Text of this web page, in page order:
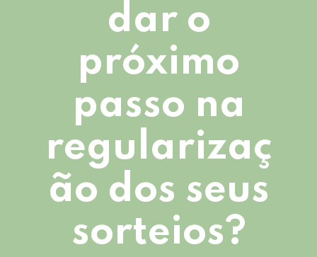
dar o
próximo
passo na
regularizaç
ão dos seus
sorteios?